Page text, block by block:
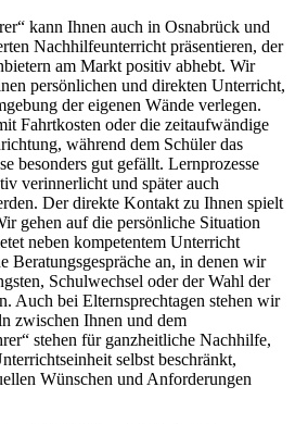
kann Ihnen auch in Osnabrück und
Nachhilfeunterricht präsentieren, der
am Markt positiv abhebt. Wir
persönlichen und direkten Unterricht,
der eigenen Wände verlegen.
Fahrtkosten oder die zeitaufwändige
während dem Schüler das
besonders gut gefällt. Lernprozesse
verinnerlicht und später auch
Der direkte Kontakt zu Ihnen spielt
gehen auf die persönliche Situation
neben kompetentem Unterricht
Beratungsgespräche an, in denen wir
Schulwechsel oder der Wahl der
Auch bei Elternsprechtagen stehen wir
zwischen Ihnen und dem
stehen für ganzheitliche Nachhilfe,
selbst beschränkt,
Wünschen und Anforderungen